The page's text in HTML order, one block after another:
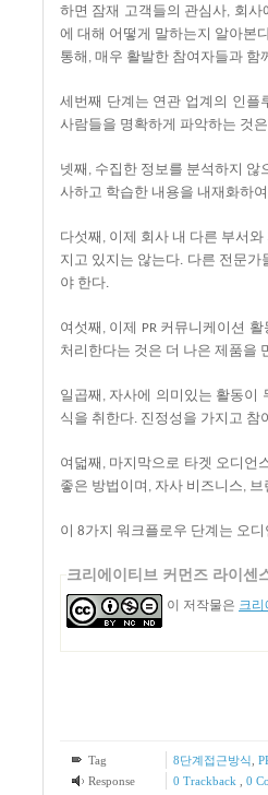
하면 잠재 고객들의 관심사, 회사
에 대해 어떻게 말하는지 알아본
통해 , 매우 활발한 참여자들과 함
세번째 단계는 연관 업계의 인플
사람들을 명확하게 파악하는 것은
넷째 , 수집한 정보를 분석하지 않
사하고 학습한 내용을 내재화하여
다섯째 , 이제 회사 내 다른 부서와
지고 있지는 않는다. 다른 전문가
야 한다.
여섯째 , 이제 PR 커뮤니케이션 활
처리한다는 것은 더 나은 제품을
일곱째 , 자사에 의미있는 활동이
식을 취한다. 진정성을 가지고 참
여덟째 , 마지막으로 타겟 오디언
좋은 방법이며 , 자사 비즈니스, 브
이 8가지 워크플로우 단계는 오
크리에이티브 커먼즈 라이센
이 저작물은 크
Tag 8단계접근방식
Response
0 Trackback 0